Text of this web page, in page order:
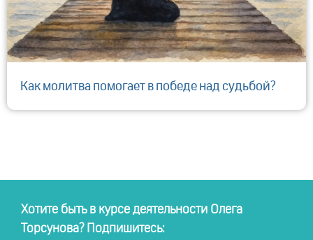
Как молитва помогает в победе над судьбой?
Хотите быть в курсе деятельности Олега
Торсунова? Подпишитесь: